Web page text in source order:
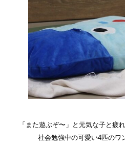
「また遊ぶぞ〜」と元気な子と疲
社会勉強中の可愛い4匹のワ